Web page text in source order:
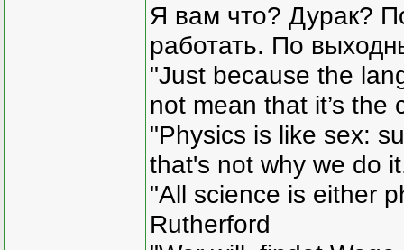
Я вам что? Дурак?
работать. По
"Just because the
not mean that it’s the
"Physics is like sex:
that's not why we do
"All science is either
Rutherford